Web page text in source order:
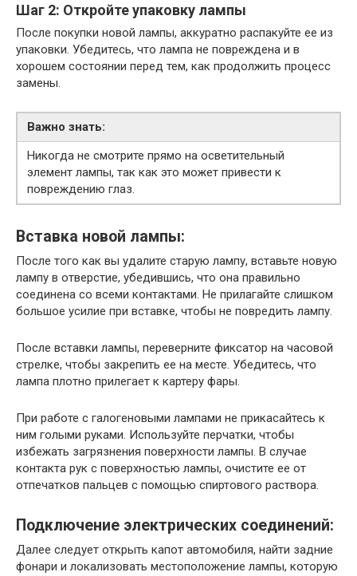
Шаг 2: Откройте упаковку лампы
После покупки новой лампы, аккуратно распакуйте ее из
упаковки. Убедитесь, что лампа не повреждена и в
хорошем состоянии перед тем, как продолжить процесс
замены.
Важно знать:
Никогда не смотрите прямо на осветительный
элемент лампы, так как это может привести к
повреждению глаз.
Вставка новой лампы:
После того как вы удалите старую лампу, вставьте новую
лампу в отверстие, убедившись, что она правильно
соединена со всеми контактами. Не прилагайте слишком
большое усилие при вставке, чтобы не повредить лампу.
После вставки лампы, переверните фиксатор на часовой
стрелке, чтобы закрепить ее на месте. Убедитесь, что
лампа плотно прилегает к картеру фары.
При работе с галогеновыми лампами не прикасайтесь к
ним голыми руками. Используйте перчатки, чтобы
избежать загрязнения поверхности лампы. В случае
контакта рук с поверхностью лампы, очистите ее от
отпечатков пальцев с помощью спиртового раствора.
Подключение электрических соединений:
Далее следует открыть капот автомобиля, найти задние
фонари и локализовать местоположение лампы, которую